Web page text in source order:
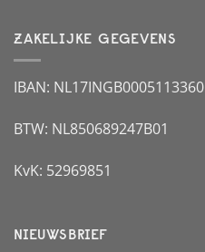
ZAKELIJKE GEGEVENS
IBAN: NL17INGB0005113360
BTW: NL850689247B01
KvK: 52969851
NIEUWSBRIEF